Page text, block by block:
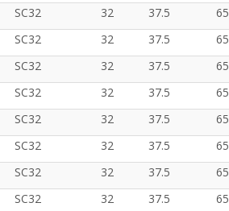
SC32 32 37.5 65
SC32 32 37.5 65
SC32 32 37.5 65
SC32 32 37.5 65
SC32 32 37.5 65
SC32 32 37.5 65
SC32 32 37.5 65
SC32 32 37.5 65